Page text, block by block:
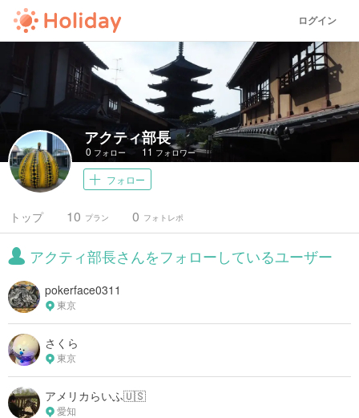
ログイン
アクティ部長
0 フォロー 11 フォロワー
フォロー
トップ プラン
10 フォトレポ
0
アクティ部長さんをフォローしているユーザー
pokerface0311
東京
さくら
東京
アメリカらいふ🇺🇸
愛知